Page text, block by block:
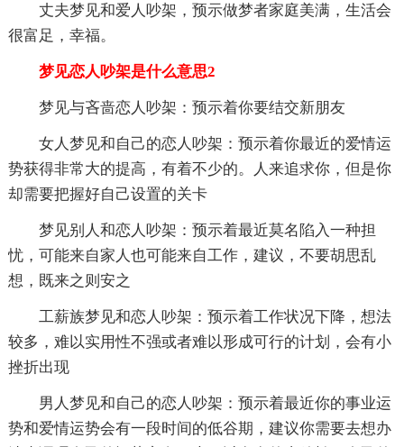
丈夫梦见和爱人吵架，预示做梦者家庭美满，生活会
很富足，幸福。
梦见恋人吵架是什么意思2
梦见与吝啬恋人吵架：预示着你要结交新朋友
女人梦见和自己的恋人吵架：预示着你最近的爱情运
势获得非常大的提高，有着不少的。人来追求你，但是你
却需要把握好自己设置的关卡
梦见别人和恋人吵架：预示着最近莫名陷入一种担
忧，可能来自家人也可能来自工作，建议，不要胡思乱
想，既来之则安之
工薪族梦见和恋人吵架：预示着工作状况下降，想法
较多，难以实用性不强或者难以形成可行的计划，会有小
挫折出现
男人梦见和自己的恋人吵架：预示着最近你的事业运
势和爱情运势会有一段时间的低谷期，建议你需要去想办